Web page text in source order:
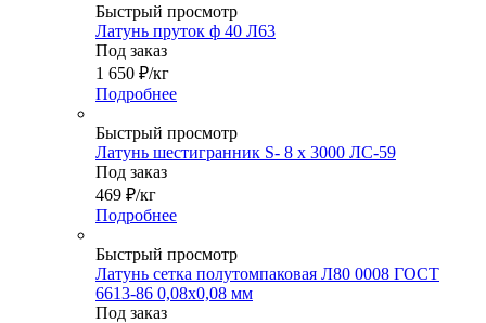
Быстрый просмотр
Латунь пруток ф 40 Л63
Под заказ
1 650 ₽/кг
Подробнее
Быстрый просмотр
Латунь шестигранник S- 8 х 3000 ЛС-59
Под заказ
469 ₽/кг
Подробнее
Быстрый просмотр
Латунь сетка полутомпаковая Л80 0008 ГОСТ
6613-86 0,08х0,08 мм
Под заказ